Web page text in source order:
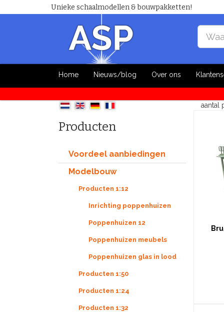
Unieke schaalmodellen & bouwpakketten!
Home Nieuws/blog Over ons
Producten
Voordeel aanbiedingen
Modelbouw
Producten 1:12
Inrichting poppenhuizen
Poppenhuizen 12
Poppenhuizen meubels
Poppenhuizen glas in lood
Producten 1:50
Producten 1:24
Producten 1:32
aantal
De
van het